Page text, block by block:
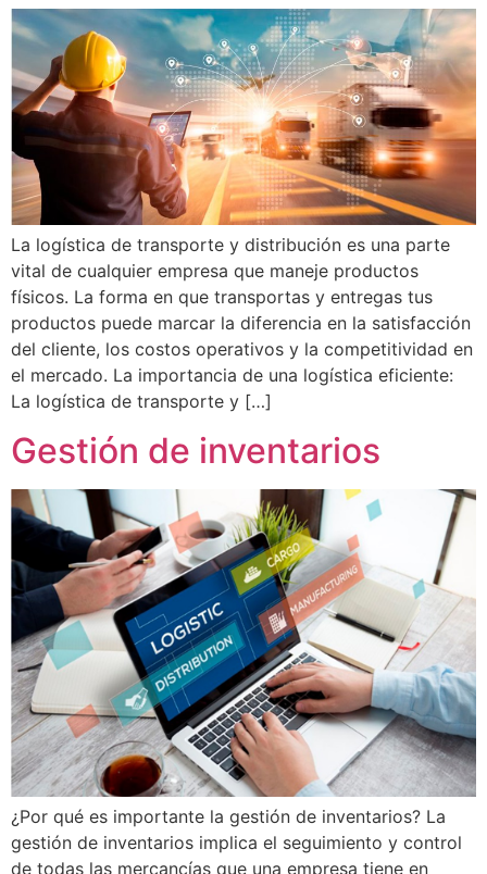
La logística de transporte y distribución es una parte
vital de cualquier empresa que maneje productos
físicos. La forma en que transportas y entregas tus
productos puede marcar la diferencia en la satisfacción
del cliente, los costos operativos y la competitividad en
el mercado. La importancia de una logística eficiente:
La logística de transporte y […]
Gestión de inventarios
¿Por qué es importante la gestión de inventarios? La
gestión de inventarios implica el seguimiento y control
de todas las mercancías que una empresa tiene en